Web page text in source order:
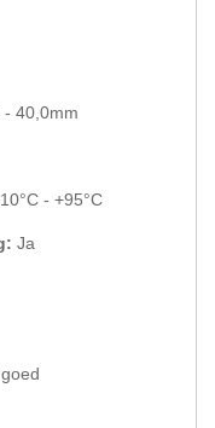
- 40,0mm
- +95°C
Ja